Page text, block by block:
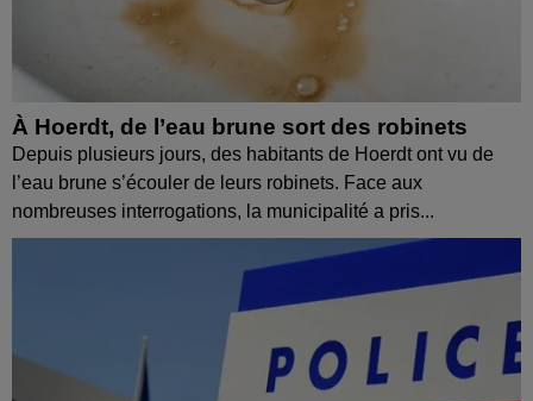
À Hoerdt, de l’eau brune sort des robinets
Depuis plusieurs jours, des habitants de Hoerdt ont vu de
l’eau brune s’écouler de leurs robinets. Face aux
nombreuses interrogations, la municipalité a pris...